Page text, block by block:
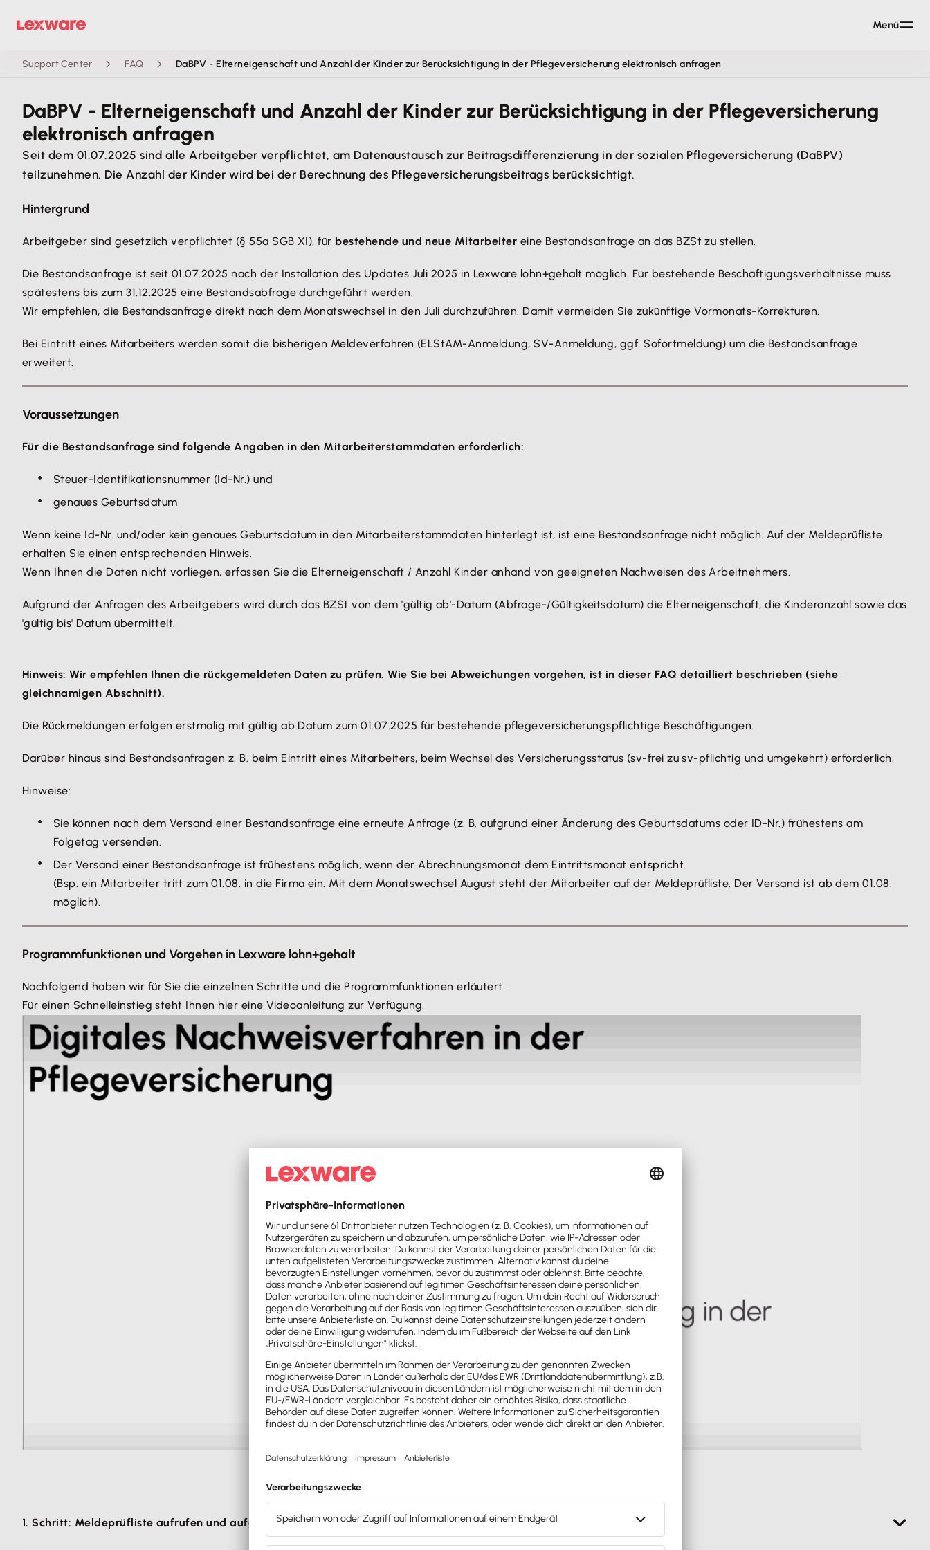
Support Center FAQ DaBPV - Elterneigenschaft und Anzahl der Kinder zur Berücksichtigung in der Pflegeversicherung elektronisch anfragen
DaBPV - Elterneigenschaft und Anzahl der Kinder zur Berücksichtigung in der Pflegeversicherung
elektronisch anfragen
Seit dem 01.07.2025 sind alle Arbeitgeber verpflichtet, am Datenaustausch zur Beitragsdifferenzierung in der sozialen Pflegeversicherung (DaBPV)
teilzunehmen. Die Anzahl der Kinder wird bei der Berechnung des Pflegeversicherungsbeitrags berücksichtigt.
Hintergrund
Arbeitgeber sind gesetzlich verpflichtet (§ 55a SGB XI), für bestehende und neue Mitarbeiter eine Bestandsanfrage an das BZSt zu stellen.
Die Bestandsanfrage ist seit 01.07.2025 nach der Installation des Updates Juli 2025 in Lexware lohn+gehalt möglich. Für bestehende Beschäftigungsverhältnisse muss
spätestens bis zum 31.12.2025 eine Bestandsabfrage durchgeführt werden.
Wir empfehlen, die Bestandsanfrage direkt nach dem Monatswechsel in den Juli durchzuführen. Damit vermeiden Sie zukünftige Vormonats-Korrekturen.
Bei Eintritt eines Mitarbeiters werden somit die bisherigen Meldeverfahren (ELStAM-Anmeldung, SV-Anmeldung, ggf. Sofortmeldung) um die Bestandsanfrage
erweitert.
Voraussetzungen
Für die Bestandsanfrage sind folgende Angaben in den Mitarbeiterstammdaten erforderlich:
Steuer-Identifikationsnummer (Id-Nr.) und
genaues Geburtsdatum
Wenn keine Id-Nr. und/oder kein genaues Geburtsdatum in den Mitarbeiterstammdaten hinterlegt ist, ist eine Bestandsanfrage nicht möglich. Auf der Meldeprüfliste
erhalten Sie einen entsprechenden Hinweis.
Wenn Ihnen die Daten nicht vorliegen, erfassen Sie die Elterneigenschaft / Anzahl Kinder anhand von geeigneten Nachweisen des Arbeitnehmers.
Aufgrund der Anfragen des Arbeitgebers wird durch das BZSt von dem 'gültig ab'-Datum (Abfrage-/Gültigkeitsdatum) die Elterneigenschaft, die Kinderanzahl sowie das
'gültig bis' Datum übermittelt.
Hinweis: Wir empfehlen Ihnen die rückgemeldeten Daten zu prüfen. Wie Sie bei Abweichungen vorgehen, ist in dieser FAQ detailliert beschrieben (siehe
gleichnamigen Abschnitt).
Die Rückmeldungen erfolgen erstmalig mit gültig ab Datum zum 01.07.2025 für bestehende pflegeversicherungspflichtige Beschäftigungen.
Darüber hinaus sind Bestandsanfragen z. B. beim Eintritt eines Mitarbeiters, beim Wechsel des Versicherungsstatus (sv-frei zu sv-pflichtig und umgekehrt) erforderlich.
Hinweise:
Sie können nach dem Versand einer Bestandsanfrage eine erneute Anfrage (z. B. aufgrund einer Änderung des Geburtsdatums oder ID-Nr.) frühestens am
Folgetag versenden.
Der Versand einer Bestandsanfrage ist frühestens möglich, wenn der Abrechnungsmonat dem Eintrittsmonat entspricht.
(Bsp. ein Mitarbeiter tritt zum 01.08. in die Firma ein. Mit dem Monatswechsel August steht der Mitarbeiter auf der Meldeprüfliste. Der Versand ist ab dem 01.08.
möglich).
Programmfunktionen und Vorgehen in Lexware lohn+gehalt
Nachfolgend haben wir für Sie die einzelnen Schritte und die Programmfunktionen erläutert.
Für einen Schnelleinstieg steht Ihnen hier eine Videoanleitung zur Verfügung.
1. Schritt: Meldeprüfliste aufrufen und aufgeführte Daten prüfen
Menü